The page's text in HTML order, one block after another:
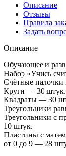
Описание
Отзывы
Правила
Задать
Описание
Обучающее и
Набор «Учись
Счётные палочки
Круги — 30 штук.
Квадраты — 30
Треугольники
Треугольники с
10 штук.
Пластины с
от 0 до 9 — 28